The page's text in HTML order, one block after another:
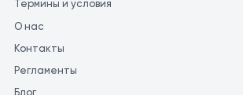
Термины и условия
О нас
Контакты
Регламенты
Блог